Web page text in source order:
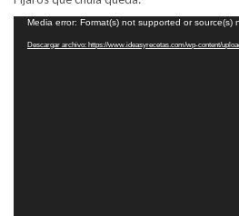
Reproductor
Media error: Format(s) not supported or source(s)
Descargar archivo: https://www.ideasyrecetas.com/wp-content/